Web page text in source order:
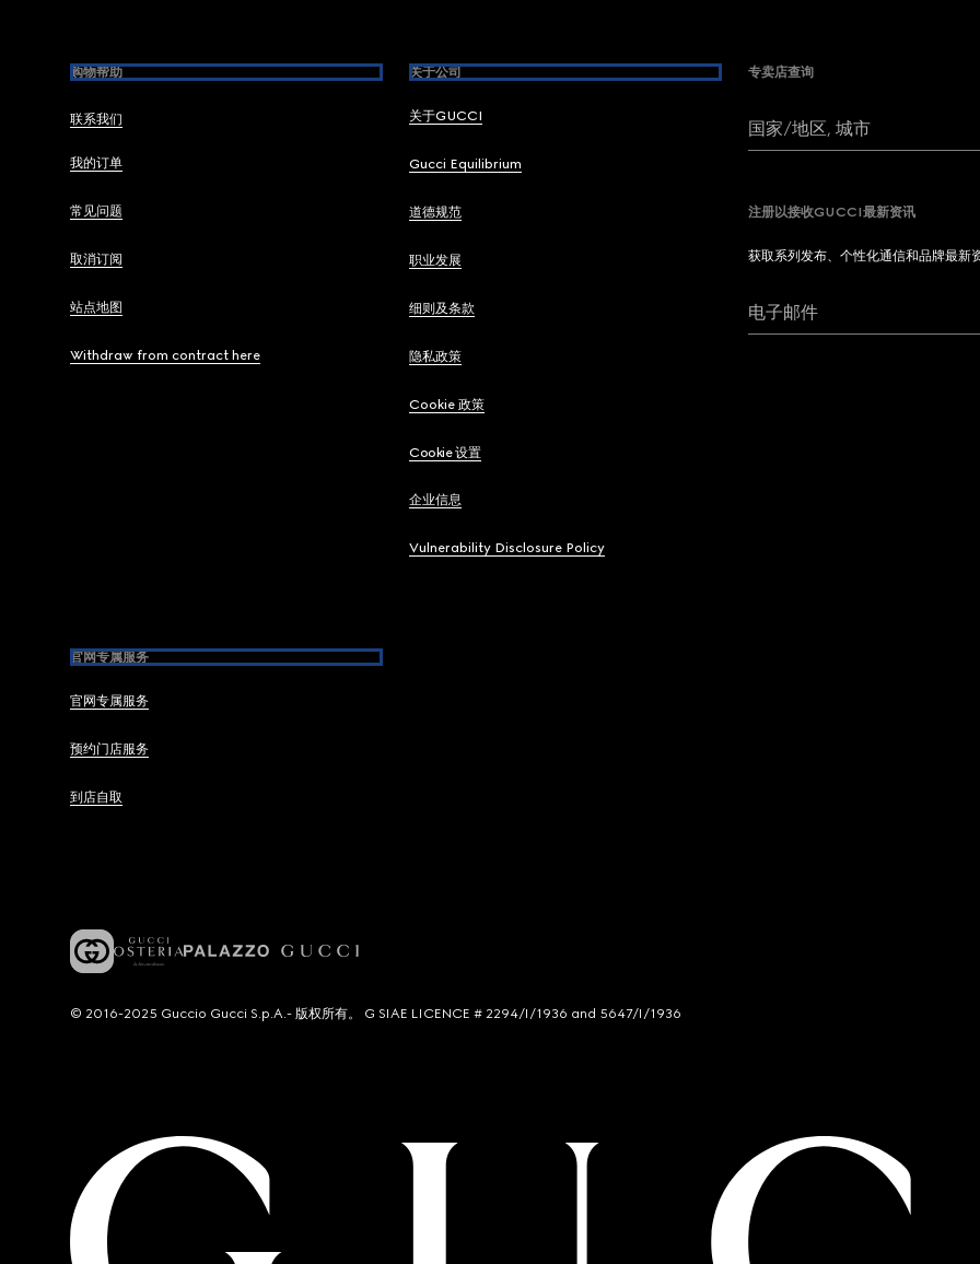
购物帮助
联系我们
我的订单
常见问题
取消订阅
站点地图
Withdraw from contract here
关于公司
关于GUCCI
Gucci Equilibrium
道德规范
职业发展
细则及条款
隐私政策
Cookie 政策
Cookie 设置
企业信息
Vulnerability Disclosure Policy
官网专属服务
官网专属服务
预约门店服务
到店自取
专卖店查询
国家/地区, 城市
注册以接收GUCCI最新资讯
获取系列发布、个性化通信和品牌最新
电子邮件
© 2016-2025 Guccio Gucci S.p.A.- 版权所有。 G SIAE LICENCE # 2294/I/1936 and 5647/I/1936